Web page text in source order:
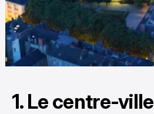
1. Le centre-ville